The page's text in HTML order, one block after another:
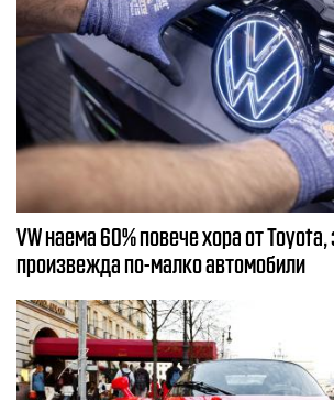
VW наема 60% повече хора от Toyota,
произвежда по-малко автомобили